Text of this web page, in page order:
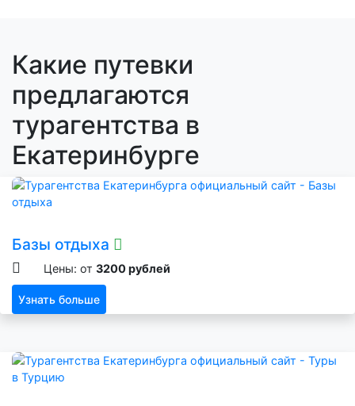
Какие путевки
предлагаются
турагентства в
Екатеринбурге
Базы отдыха
Цены: от 3200 рублей
Узнать больше